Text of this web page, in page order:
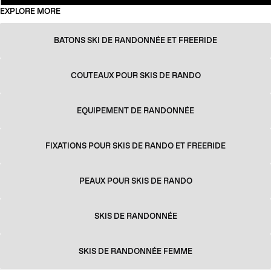
EXPLORE MORE
BATONS SKI DE RANDONNÉE ET FREERIDE
COUTEAUX POUR SKIS DE RANDO
EQUIPEMENT DE RANDONNÉE
FIXATIONS POUR SKIS DE RANDO ET FREERIDE
PEAUX POUR SKIS DE RANDO
SKIS DE RANDONNÉE
SKIS DE RANDONNÉE FEMME